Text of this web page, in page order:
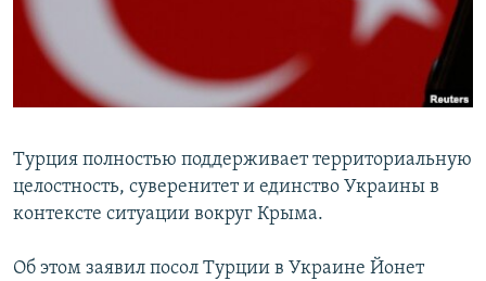
ПОБЕДИТЕЛЕЙ НЕ СУДЯТ?
КРЫМ.НЕПОКОРЕННЫЙ
ELIFBE
ПРИСОЕДИНЯЙТЕСЬ!
Все сайты RFE/RL
Турция полностью поддерживает территориальную
целостность, суверенитет и единство Украины в
контексте ситуации вокруг Крыма.
Об этом заявил посол Турции в Украине Йонет